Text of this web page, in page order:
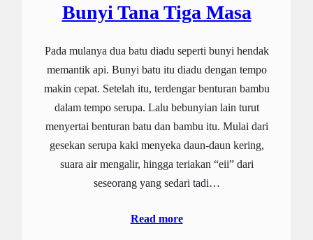
Bunyi Tana Tiga Masa
Pada mulanya dua batu diadu seperti bunyi hendak
memantik api. Bunyi batu itu diadu dengan tempo
makin cepat. Setelah itu, terdengar benturan bambu
dalam tempo serupa. Lalu bebunyian lain turut
menyertai benturan batu dan bambu itu. Mulai dari
gesekan serupa kaki menyeka daun-daun kering,
suara air mengalir, hingga teriakan “eii” dari
seseorang yang sedari tadi…
Read more